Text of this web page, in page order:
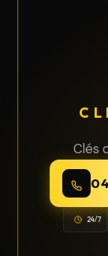
Clés
24/7